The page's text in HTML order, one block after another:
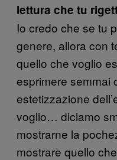
lettura che tu
Io credo che se tu
genere, allora con
quello che voglio
esprimere semmai
estetizzazione
voglio… diciamo
mostrarne la
mostrare quello